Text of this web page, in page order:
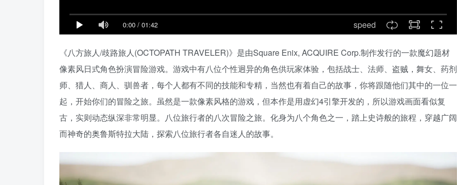
0:00 / 01:42 speed
《八方旅人/歧路旅人(OCTOPATH TRAVELER)》是由Square Enix, ACQUIRE Corp.制作发行的一款魔幻题材
像素风日式角色扮演冒险游戏。游戏中有八位个性迥异的角色供玩家体验，包括战士、法师、盗贼，舞女、药剂
师、猎人、商人、驯兽者，每个人都有不同的技能和专精，当然也有着自己的故事，你将跟随他们其中的一位一
起，开始你们的冒险之旅。虽然是一款像素风格的游戏，但本作是用虚幻4引擎开发的，所以游戏画面看似复
古，实则动态纵深非常明显。八位旅行者的八次冒险之旅。化身为八个角色之一，踏上史诗般的旅程，穿越广阔
而神奇的奥鲁斯特拉大陆，探索八位旅行者各自迷人的故事。